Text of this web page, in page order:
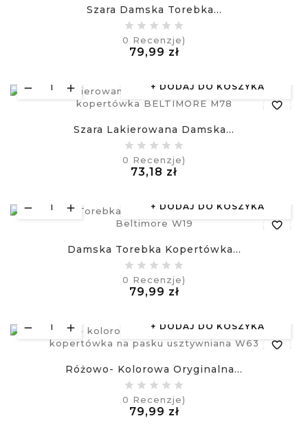
Szara Damska Torebka...
0 Recenzje)
79,99 złCena
DODAJ DO KOSZYKA
favorite_border
Szara Lakierowana Damska...
0 Recenzje)
73,18 zł
DODAJ DO KOSZYKA
favorite_border
Damska Torebka Kopertówka...
0 Recenzje)
79,99 złCena
DODAJ DO KOSZYKA
favorite_border
Różowo- Kolorowa Oryginalna...
0 Recenzje)
79,99 złCena